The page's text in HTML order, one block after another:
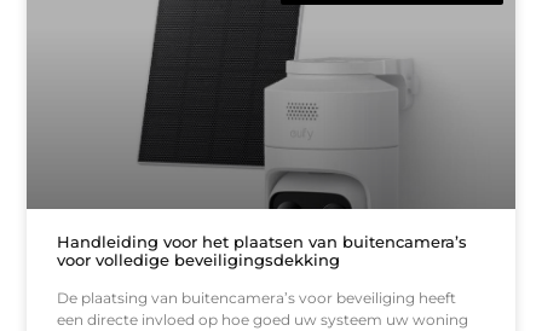
Handleiding voor het plaatsen van buitencamera’s
voor volledige beveiligingsdekking
De plaatsing van buitencamera’s voor beveiliging heeft
een directe invloed op hoe goed uw systeem uw woning